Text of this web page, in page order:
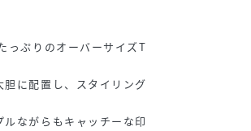
っぷりのオーバーサイズT
に配置し、スタイリング
ながらもキャッチーな印